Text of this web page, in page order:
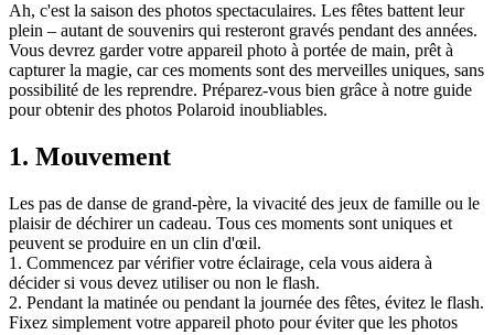
Ah, c'est la saison des photos spectaculaires. Les fêtes battent leur
plein – autant de souvenirs qui resteront gravés pendant des années.
Vous devrez garder votre appareil photo à portée de main, prêt à
capturer la magie, car ces moments sont des merveilles uniques, sans
possibilité de les reprendre. Préparez-vous bien grâce à notre guide
pour obtenir des photos Polaroid inoubliables.
1. Mouvement
Les pas de danse de grand-père, la vivacité des jeux de famille ou le
plaisir de déchirer un cadeau. Tous ces moments sont uniques et
peuvent se produire en un clin d'œil.
1. Commencez par vérifier votre éclairage, cela vous aidera à
décider si vous devez utiliser ou non le flash.
2. Pendant la matinée ou pendant la journée des fêtes, évitez le flash.
Fixez simplement votre appareil photo pour éviter que les photos